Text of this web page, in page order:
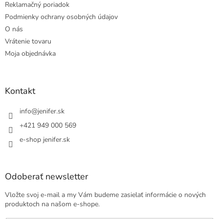
Reklamačný poriadok
Podmienky ochrany osobných údajov
O nás
Vrátenie tovaru
Moja objednávka
Kontakt
info@jenifer.sk
+421 949 000 569
e-shop jenifer.sk
Odoberať newsletter
Vložte svoj e-mail a my Vám budeme zasielať informácie o nových
produktoch na našom e-shope.